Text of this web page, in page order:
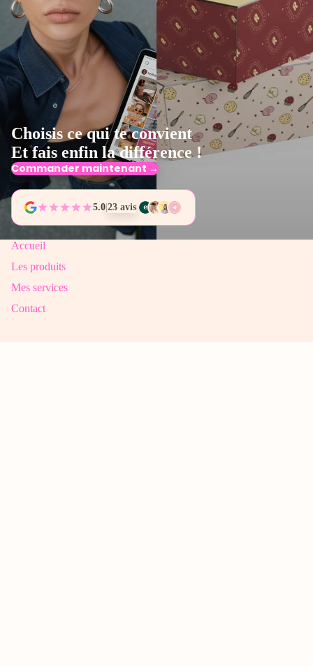
Choisis ce qui te convient
Et fais enfin la différence !
Commander maintenant →
5.0 23 avis
Accueil
Les produits
Mes services
Contact